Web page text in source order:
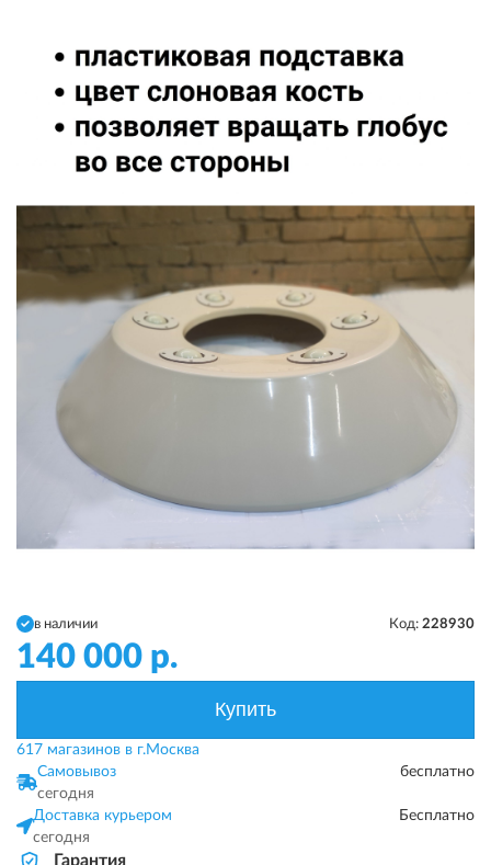
в наличии Код: 228930
140 000 р.
Купить
617 магазинов в г.Москва
Самовывоз
сегодня
бесплатно
Доставка курьером
сегодня
Бесплатно
Гарантия